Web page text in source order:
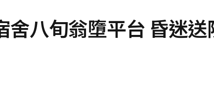
八旬翁墮平台 昏迷送